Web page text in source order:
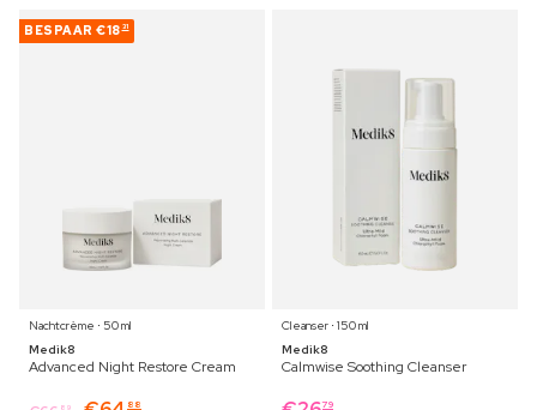
BESPAAR €18 31
Nachtcrème ⋅ 50 ml
Medik8
Advanced Night Restore Cream
89 88
Cleanser ⋅ 150 ml
Medik8
Calmwise Soothing Cleanser
79